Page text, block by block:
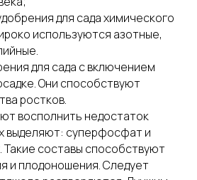
для сада химического
используются азотные,
для сада с включением
Они способствуют
ростков.
восполнить недостаток
выделяют: суперфосфат и
составы способствуют
и плодоношения. Следует